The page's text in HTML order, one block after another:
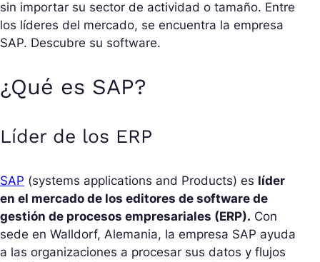
sin importar su sector de actividad o tamaño. Entre
los líderes del mercado, se encuentra la empresa
SAP. Descubre su software.
¿Qué es SAP?
Líder de los ERP
SAP (systems applications and Products) es líder
en el mercado de los editores de software de
gestión de procesos empresariales (ERP). Con
sede en Walldorf, Alemania, la empresa SAP ayuda
a las organizaciones a procesar sus datos y flujos